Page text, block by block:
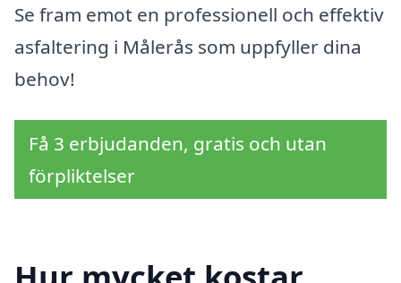
Se fram emot en professionell och effektiv
asfaltering i Målerås som uppfyller dina
behov!
Få 3 erbjudanden, gratis och utan
förpliktelser